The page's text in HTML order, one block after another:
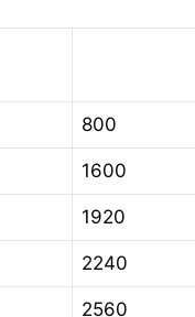
800
1600
1920
2240
2560